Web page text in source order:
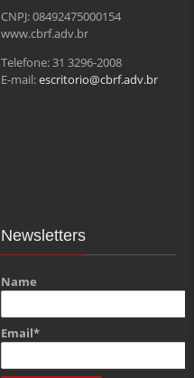
CNPJ: 08492475000154
www.cbrf.adv.br
Telefone: 31 3296-2008
E-mail:escritorio@cbrf.adv.br
Newsletters
Name
Email*